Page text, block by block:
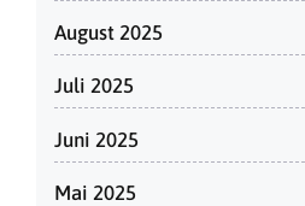
August 2025
Juli 2025
Juni 2025
Mai 2025